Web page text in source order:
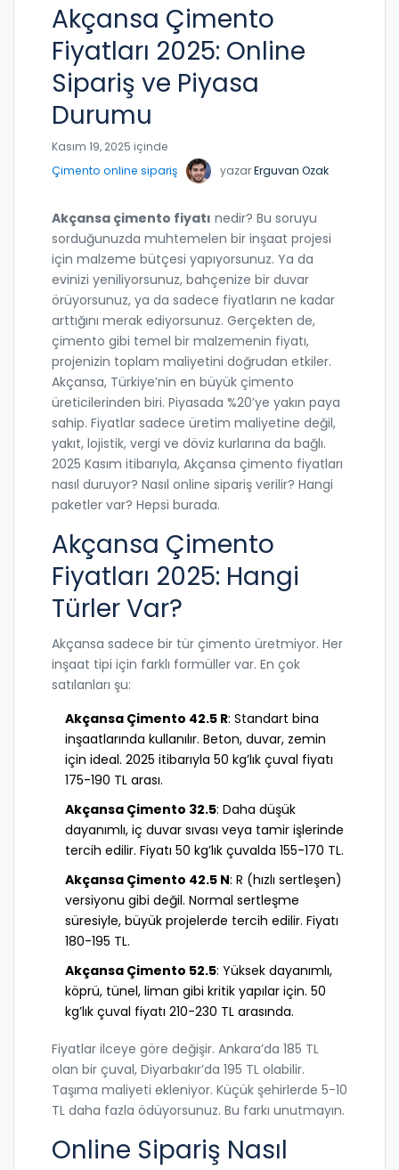
Akçansa Çimento
Fiyatları 2025: Online
Sipariş ve Piyasa
Durumu
Kasım 19, 2025 içinde
Çimento online sipariş
yazarErguvan Ozak
Akçansa çimento fiyatı nedir? Bu soruyu
sorduğunuzda muhtemelen bir inşaat projesi
için malzeme bütçesi yapıyorsunuz. Ya da
evinizi yeniliyorsunuz, bahçenize bir duvar
örüyorsunuz, ya da sadece fiyatların ne kadar
arttığını merak ediyorsunuz. Gerçekten de,
çimento gibi temel bir malzemenin fiyatı,
projenizin toplam maliyetini doğrudan etkiler.
Akçansa, Türkiye’nin en büyük çimento
üreticilerinden biri. Piyasada %20’ye yakın paya
sahip. Fiyatlar sadece üretim maliyetine değil,
yakıt, lojistik, vergi ve döviz kurlarına da bağlı.
2025 Kasım itibarıyla, Akçansa çimento fiyatları
nasıl duruyor? Nasıl online sipariş verilir? Hangi
paketler var? Hepsi burada.
Akçansa Çimento
Fiyatları 2025: Hangi
Türler Var?
Akçansa sadece bir tür çimento üretmiyor. Her
inşaat tipi için farklı formüller var. En çok
satılanları şu:
Akçansa Çimento 42.5 R: Standart bina
inşaatlarında kullanılır. Beton, duvar, zemin
için ideal. 2025 itibarıyla 50 kg’lık çuval fiyatı
175-190 TL arası.
Akçansa Çimento 32.5: Daha düşük
dayanımlı, iç duvar sıvası veya tamir işlerinde
tercih edilir. Fiyatı 50 kg’lık çuvalda 155-170 TL.
Akçansa Çimento 42.5 N: R (hızlı sertleşen)
versiyonu gibi değil. Normal sertleşme
süresiyle, büyük projelerde tercih edilir. Fiyatı
180-195 TL.
Akçansa Çimento 52.5: Yüksek dayanımlı,
köprü, tünel, liman gibi kritik yapılar için. 50
kg’lık çuval fiyatı 210-230 TL arasında.
Fiyatlar ilceye göre değişir. Ankara’da 185 TL
olan bir çuval, Diyarbakır’da 195 TL olabilir.
Taşıma maliyeti ekleniyor. Küçük şehirlerde 5-10
TL daha fazla ödüyorsunuz. Bu farkı unutmayın.
Online Sipariş Nasıl